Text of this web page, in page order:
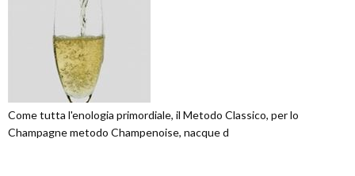
Come tutta l'enologia primordiale, il Metodo Classico, per lo
Champagne metodo Champenoise, nacque d